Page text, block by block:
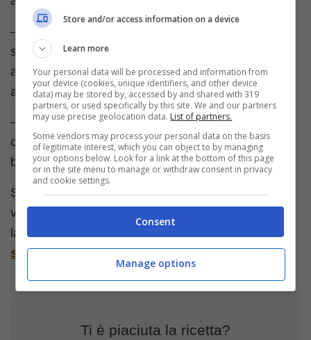
– Se in forno la torta si dovesse dorare troppo in
superficie, vi consiglio di abbassare la temperatura
a 170-160 gradi e di coprirla con un foglio di carta
alluminio.
– Per una torta alta usate una teglia da 22 cm,
comunque anche una teglia da 24 cm può andare
bene.
Se avete esigenze alimentari particolari me non
volete rinunciare a una buona torta di mele, provate
la
torta di mele senza lattosio
torta di mele
senza uova.
Ti è piaciuta la ricetta?
Store and/or access information on a device
Learn more
Your personal data will be processed and information from
your device (cookies, unique identifiers, and other device
data) may be stored by, accessed by and shared with 319
partners, or used specifically by this site. We and our partners
may use precise geolocation data. List of partners.
Some vendors may process your personal data on the basis
of legitimate interest, which you can object to by managing
your options below. Look for a link at the bottom of this page
or in the site menu to manage or withdraw consent in privacy
and cookie settings.
Consent
Manage options